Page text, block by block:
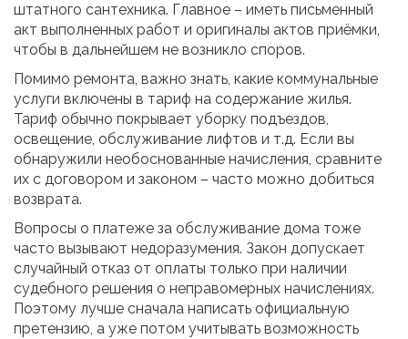
штатного сантехника. Главное – иметь письменный
акт выполненных работ и оригиналы актов приёмки,
чтобы в дальнейшем не возникло споров.
Помимо ремонта, важно знать, какие коммунальные
услуги включены в тариф на содержание жилья.
Тариф обычно покрывает уборку подъездов,
освещение, обслуживание лифтов и т.д. Если вы
обнаружили необоснованные начисления, сравните
их с договором и законом – часто можно добиться
возврата.
Вопросы о платеже за обслуживание дома тоже
часто вызывают недоразумения. Закон допускает
случайный отказ от оплаты только при наличии
судебного решения о неправомерных начислениях.
Поэтому лучше сначала написать официальную
претензию, а уже потом учитывать возможность